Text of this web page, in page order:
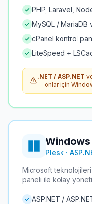
PHP, Laravel,
MySQL / MariaDB
cPanel kontrol
LiteSpeed +
.NET / ASP.NET
— onlar için
Plesk ·
Microsoft
paneli ile kolay
ASP.NET /